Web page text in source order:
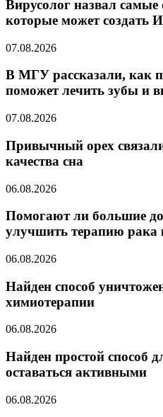
Вирусолог назвал
которые может создать
07.08.2026
В МГУ рассказали, как
поможет лечить зубы и
07.08.2026
Привычный орех
качества сна
06.08.2026
Помогают ли большие
улучшить терапию рака
06.08.2026
Найден способ
химиотерапии
06.08.2026
Найден простой способ
оставаться активными
06.08.2026